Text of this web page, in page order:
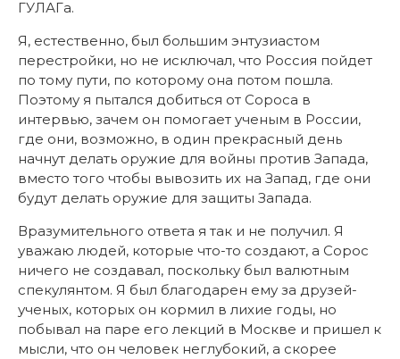
ГУЛАГа.
Я, естественно, был большим энтузиастом
перестройки, но не исключал, что Россия пойдет
по тому пути, по которому она потом пошла.
Поэтому я пытался добиться от Сороса в
интервью, зачем он помогает ученым в России,
где они, возможно, в один прекрасный день
начнут делать оружие для войны против Запада,
вместо того чтобы вывозить их на Запад, где они
будут делать оружие для защиты Запада.
Вразумительного ответа я так и не получил. Я
уважаю людей, которые что-то создают, а Сорос
ничего не создавал, поскольку был валютным
спекулянтом. Я был благодарен ему за друзей-
ученых, которых он кормил в лихие годы, но
побывал на паре его лекций в Москве и пришел к
мысли, что он человек неглубокий, а скорее